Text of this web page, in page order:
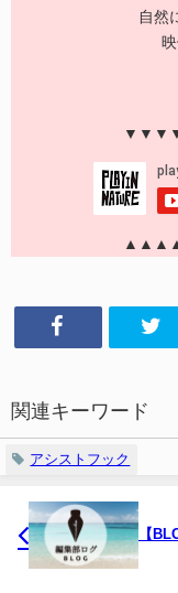
自然
関連キーワード
アシストフック
【